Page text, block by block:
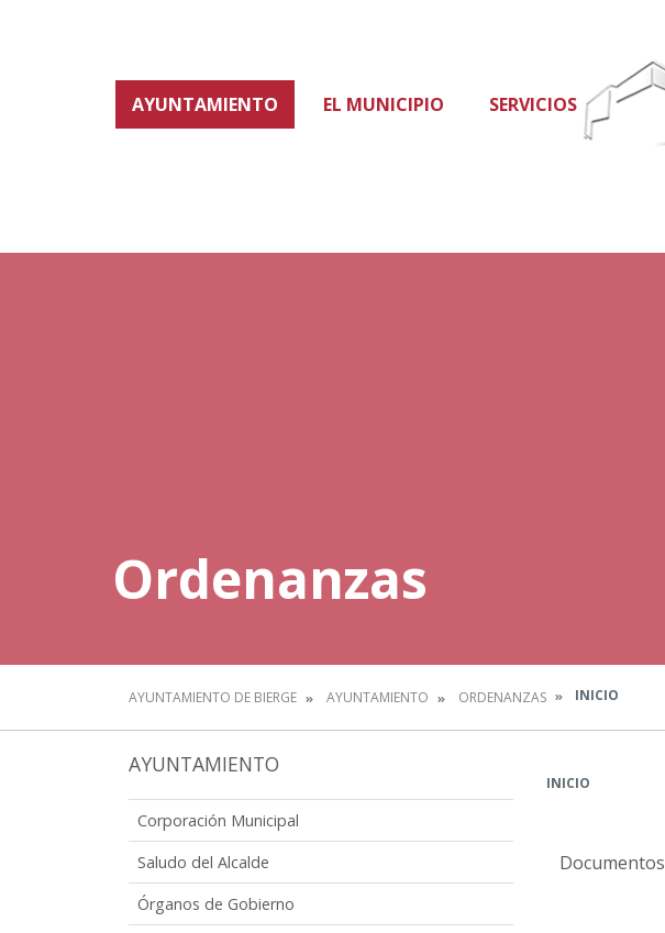
AYUNTAMIENTO EL MUNICIPIO SERVICIOS
Ordenanzas
AYUNTAMIENTO DE BIERGE AYUNTAMIENTO ORDENANZAS INICIO
AYUNTAMIENTO
Corporación Municipal
Saludo del Alcalde
Órganos de Gobierno
INICIO
Documentos